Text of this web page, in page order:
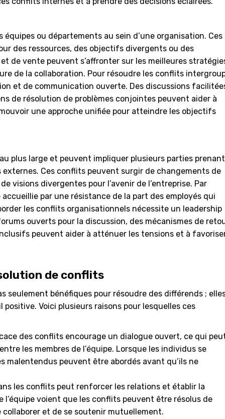
ou départements au sein d’une organisation. Ces
des ressources, des objectifs divergents ou des
de vente peuvent s’affronter sur les meilleures
de la collaboration. Pour résoudre les conflits
et de communication ouverte. Des discussions
de résolution de problèmes conjointes peuvent aider à
une approche unifiée pour atteindre les objectifs
plus large et peuvent impliquer plusieurs parties
Ces conflits peuvent surgir de changements de
visions divergentes pour l’avenir de l’entreprise. Par
par une résistance de la part des employés qui
les conflits organisationnels nécessite un leadership
ouverts pour la discussion, des mécanismes de
peuvent aider à atténuer les tensions et à
de conflits
seulement bénéfiques pour résoudre des différends ;
Voici plusieurs raisons pour lesquelles ces
des conflits encourage un dialogue ouvert, ce qui
les membres de l’équipe. Lorsque les individus se
malentendus peuvent être abordés avant qu’ils ne
les conflits peut renforcer les relations et établir la
l’équipe voient que les conflits peuvent être résolus de
et de se soutenir mutuellement.